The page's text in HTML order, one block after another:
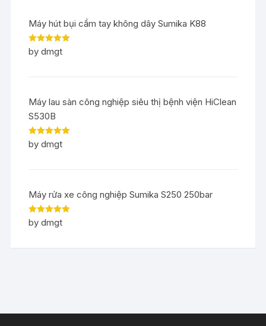
Máy hút bụi cầm tay không dây Sumika K88
Rated5out
of 5
by dmgt
Máy lau sàn công nghiệp siêu thị bệnh viện HiClean
S530B
Rated5out
of 5
by dmgt
Máy rửa xe công nghiệp Sumika S250 250bar
Rated5out
of 5
by dmgt